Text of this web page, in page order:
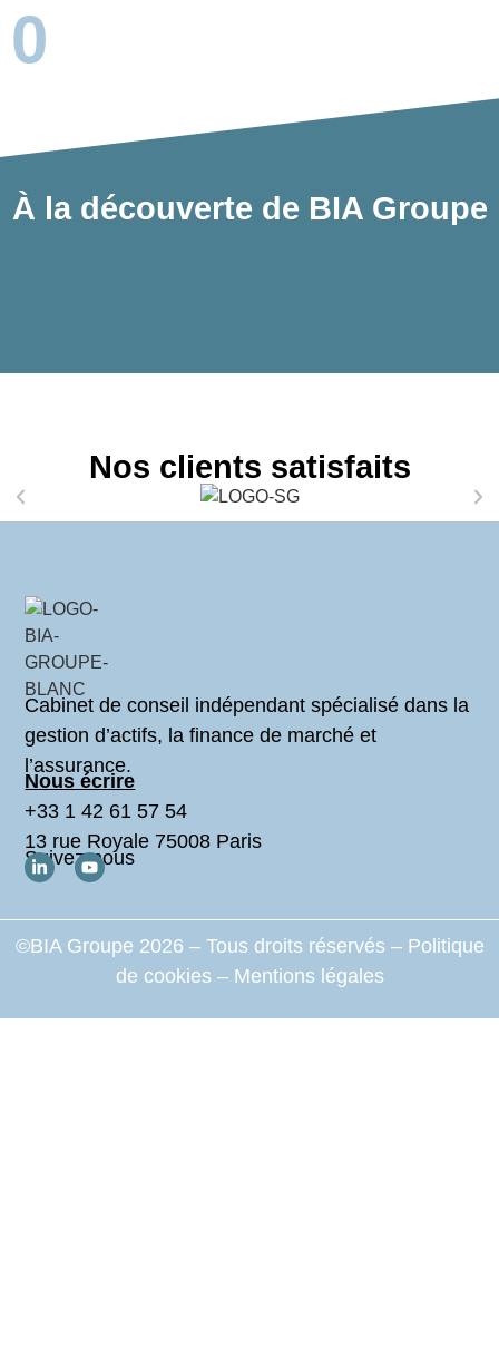
0
À la découverte de BIA Groupe
Nos clients satisfaits
Cabinet de conseil indépendant spécialisé dans la
gestion d’actifs, la finance de marché et
l’assurance.
Nous écrire
+33 1 42 61 57 54
13 rue Royale 75008 Paris
Suivez-nous
©BIA Groupe 2026 – Tous droits réservés – Politique
de cookies – Mentions légales